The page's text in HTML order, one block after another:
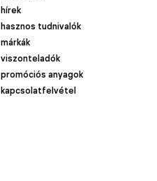
hírek
hasznos tudnivalók
márkák
viszonteladók
promóciós anyagok
kapcsolatfelvétel